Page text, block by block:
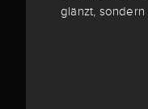
glänzt,